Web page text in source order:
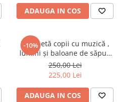
ADAUGA IN COS
-10%
Trotinetă copii cu muzică ,
lumini și baloane de săpun
(albastra)
250,00 Lei
225,00 Lei
ADAUGA IN COS